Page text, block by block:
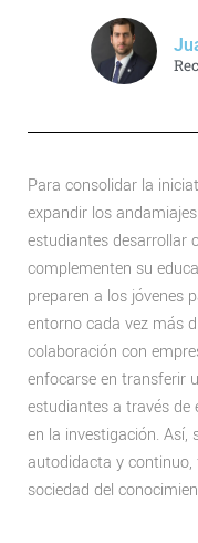
Para consolidar la
expandir los
estudiantes desarrollar
complementen su
preparen a los jóvenes
entorno cada vez más
colaboración con
enfocarse en transferir
estudiantes a través de
en la investigación. Así,
autodidacta y
sociedad del